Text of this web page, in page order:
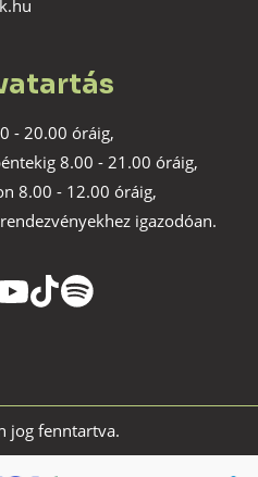
- 20.00 óráig,
8.00 - 21.00 óráig,
8.00 - 12.00 óráig,
igazodóan.
jog fenntartva.